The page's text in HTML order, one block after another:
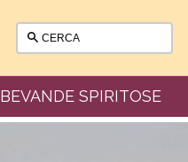
BEVANDE SPIRITOSE